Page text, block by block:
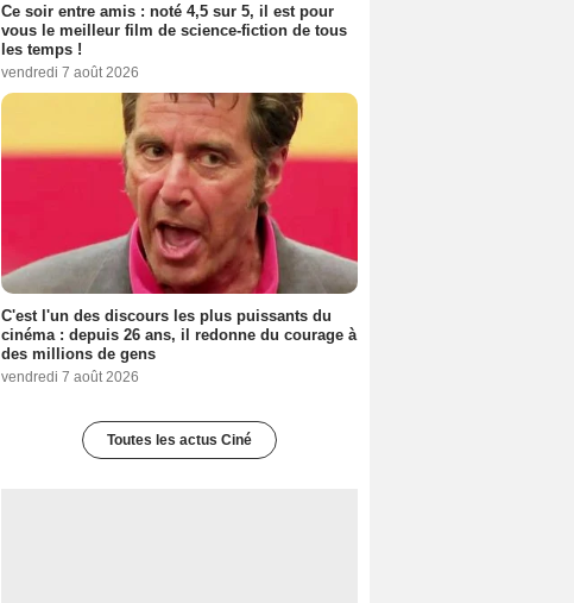
Ce soir entre amis : noté 4,5 sur 5, il est pour
vous le meilleur film de science-fiction de tous
les temps !
vendredi 7 août 2026
C'est l'un des discours les plus puissants du
cinéma : depuis 26 ans, il redonne du courage à
des millions de gens
vendredi 7 août 2026
Toutes les actus Ciné